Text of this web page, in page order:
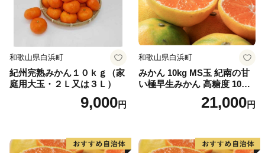
和歌山県白浜町
紀州完熟みかん１０ｋｇ（家
庭用大玉・２Ｌ又は３Ｌ）
9,000円
和歌山県白浜町
みかん 10kg MS玉 紀南の甘
い極早生みかん 高糖度 10月
以降発送 マルチ被覆栽培
21,000円